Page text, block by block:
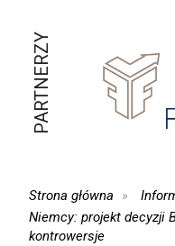
PARTNERZY
Strona główna
Niemcy: projekt decyzji
kontrowersje